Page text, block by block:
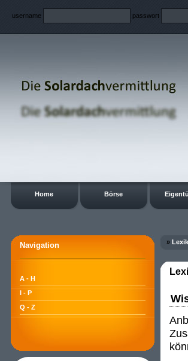
username passwort
Home Börse
Navigation
A - H
I - P
Q - Z
»